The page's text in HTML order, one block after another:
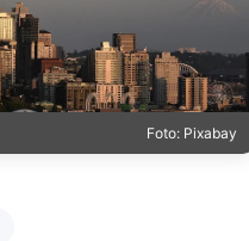
Foto: Pixabay